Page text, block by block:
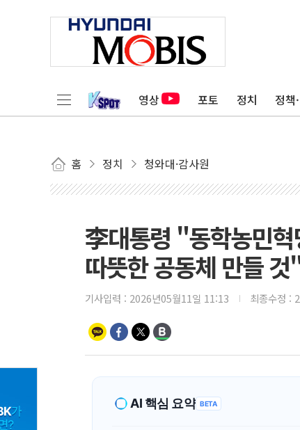
영상 포토 정치 정책
홈 정치 청와대·감사원
李대통령 "동학농민
따뜻한 공동체 만들
기사입력 : 2026년05월11일 11:13 최종수정 :
AI 핵심 요약 BETA